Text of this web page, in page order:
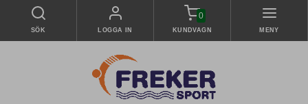
SÖK LOGGA IN
0
KUNDVAGN MENY